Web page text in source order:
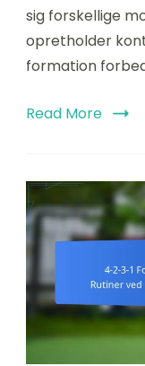
sig forskellige
opretholder
formation
Read More